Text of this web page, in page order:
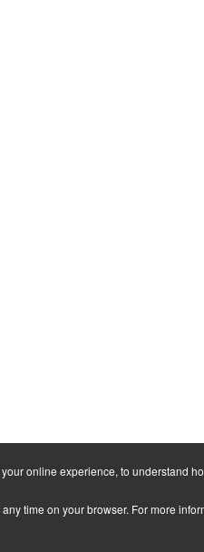
online experience, to understand
time on your browser. For more